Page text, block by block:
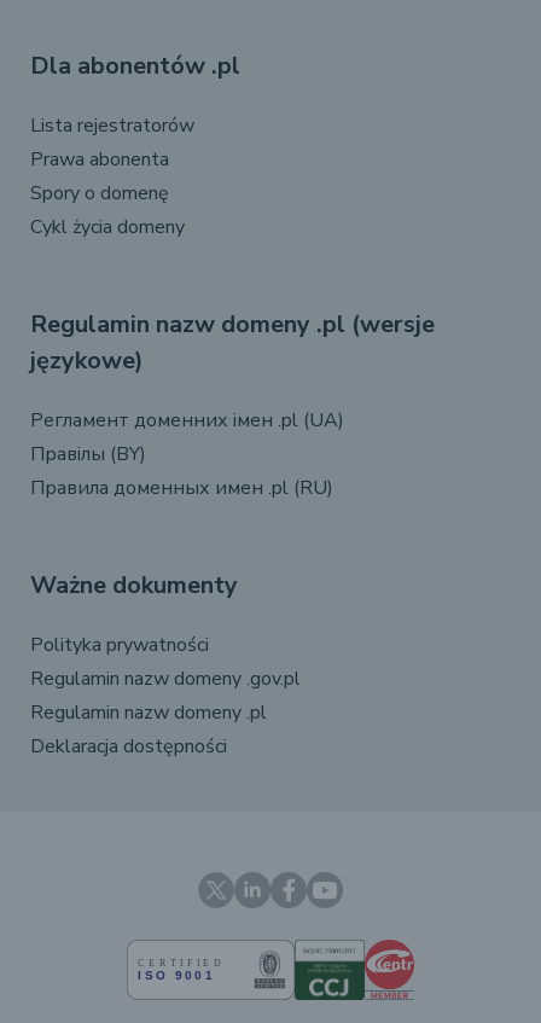
Dla abonentów .pl
Lista rejestratorów
Prawa abonenta
Spory o domenę
Cykl życia domeny
Regulamin nazw domeny .pl (wersje
językowe)
Регламент доменних імен .pl (UA)
Правілы (BY)
Правила доменных имен .pl (RU)
Ważne dokumenty
Polityka prywatności
Regulamin nazw domeny .gov.pl
Regulamin nazw domeny .pl
Deklaracja dostępności
X LinkedinFacebook